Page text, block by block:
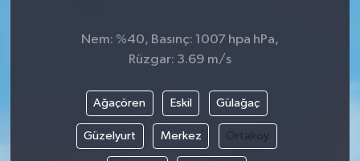
Nem: %40, Basınç: 1007 hpa hPa,
Rüzgar: 3.69 m/s
Ağaçören Eskil Gülağaç
Güzelyurt Merkez Ortaköy
Son Dakika